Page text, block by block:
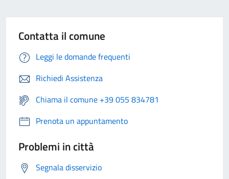
Contatta il comune
Leggi le domande frequenti
Richiedi Assistenza
Chiama il comune +39 055 834781
Prenota un appuntamento
Problemi in città
Segnala disservizio